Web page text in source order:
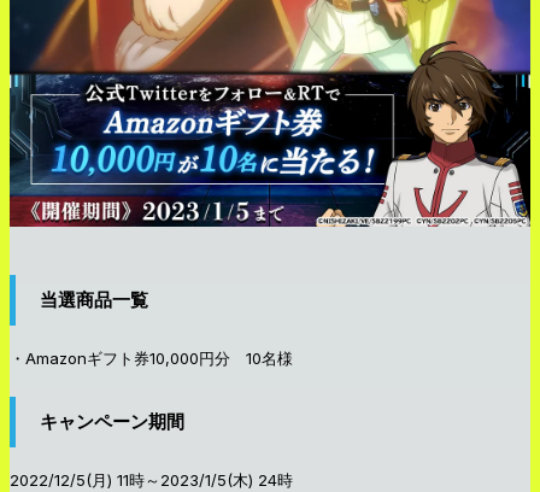
当選商品一覧
・Amazonギフト券10,000円分 10名様
キャンペーン期間
2022/12/5(月) 11時～2023/1/5(木) 24時